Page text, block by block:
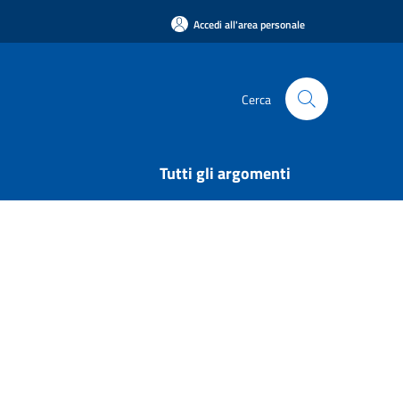
Accedi all'area personale
Cerca
Tutti gli argomenti